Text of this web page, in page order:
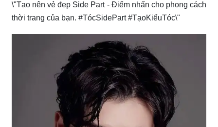
\"Tạo nên vẻ đẹp Side Part - Điểm nhấn cho phong cách
thời trang của bạn. #TócSidePart #TạoKiểuTóc\"